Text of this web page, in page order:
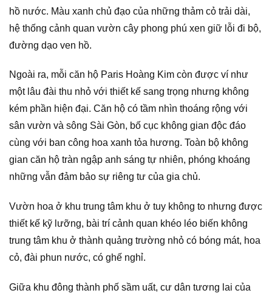
hồ nước. Màu xanh chủ đạo của những thảm cỏ trải dài,
hệ thống cảnh quan vườn cây phong phú xen giữ lỗi đi bộ,
đường dạo ven hồ.
Ngoài ra, mỗi căn hộ Paris Hoàng Kim còn được ví như
một lâu đài thu nhỏ với thiết kế sang trọng nhưng không
kém phần hiện đại. Căn hộ có tầm nhìn thoáng rộng với
sân vườn và sông Sài Gòn, bố cục không gian độc đáo
cùng với ban công hoa xanh tỏa hương. Toàn bộ không
gian căn hộ tràn ngập anh sáng tự nhiên, phóng khoáng
những vẫn đảm bảo sự riêng tư của gia chủ.
Vườn hoa ở khu trung tâm khu ở tuy không to nhưng được
thiết kế kỹ lưỡng, bài trí cảnh quan khéo léo biến không
trung tâm khu ở thành quảng trường nhỏ có bóng mát, hoa
cỏ, đài phun nước, có ghế nghỉ.
Giữa khu đông thành phố sầm uất, cư dân tương lai của